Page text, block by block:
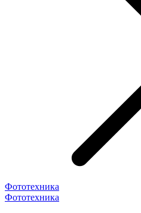
Фототехника
Фототехника